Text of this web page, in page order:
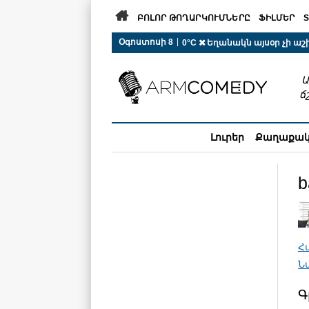
 ԲՈԼՈՐ ԹՈՂԱՐԿՈՒՄՆԵՐԸ ՖԻԼՄԵՐ
Օգոստոսի 8 |
0°C  Եղանակն այսօր չի
Լուրեր